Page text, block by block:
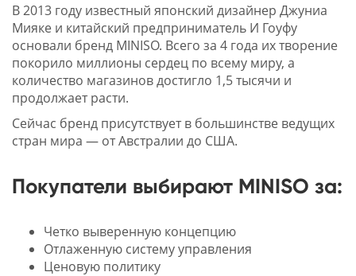
В 2013 году известный японский дизайнер Джуниа
Мияке и китайский предприниматель И Гоуфу
основали бренд MINISO. Всего за 4 года их творение
покорило миллионы сердец по всему миру, а
количество магазинов достигло 1,5 тысячи и
продолжает расти.
Сейчас бренд присутствует в большинстве ведущих
стран мира — от Австралии до США.
Покупатели выбирают MINISO за:
Четко выверенную концепцию
Отлаженную систему управления
Ценовую политику